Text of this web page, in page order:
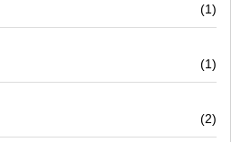
(1)
(1)
(2)